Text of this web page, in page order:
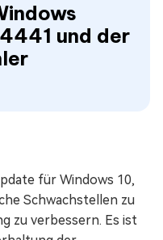
und der
für Windows 10,
Schwachstellen zu
zu verbessern. Es ist